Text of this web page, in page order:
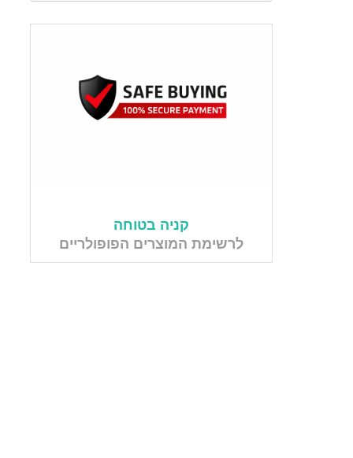
קניה בטוחה
לרשימת המוצרים הפופולריים